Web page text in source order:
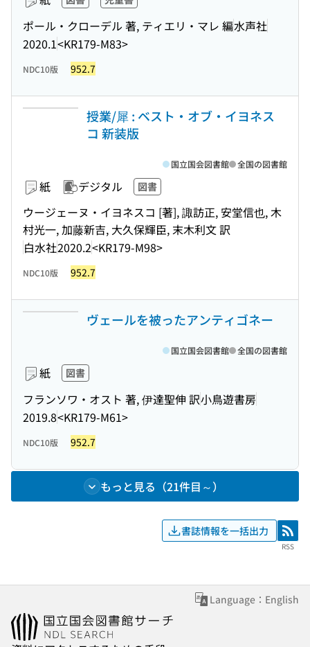
ポール・クローデル 著, ティエリ・マレ 編水声社
2020.1<KR179-M83>
NDC10版 952.7
授業/犀 : ベスト・オブ・イヨネス
コ 新装版
紙 デジタル 図書
ウージェーヌ・イヨネスコ [著], 諏訪正, 安堂信也, 木
村光一, 加藤新吉, 大久保輝臣, 末木利文 訳
白水社2020.2<KR179-M98>
国立国会図書館 全国の図書館
NDC10版 952.7
ヴェールを被ったアンティゴネー
紙 図書
フランソワ・オスト 著, 伊達聖伸 訳小鳥遊書房
2019.8<KR179-M61>
国立国会図書館 全国の図書館
NDC10版 952.7
もっと見る（21件目～）
書誌情報を一括出力 RSS
RSS
Language：English